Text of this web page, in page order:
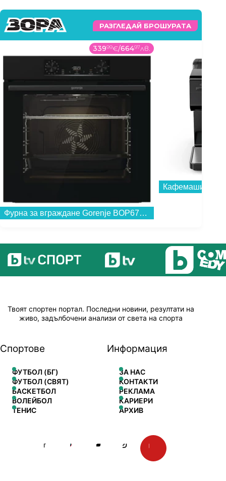
РАЗГЛЕДАЙ БРОШУРАТА
33999€/66497лв.
Фурна за вграждане Gorenje BOP6737E02BK , 77 , А , Механично , Пиролиза...
Кафемашина
Твоят спортен портал. Последни новини, резултати на
живо, задълбочени анализи от света на спорта
Спортове
ФУТБОЛ (БГ)
ФУТБОЛ (СВЯТ)
БАСКЕТБОЛ
ВОЛЕЙБОЛ
ТЕНИС
Информация
ЗА НАС
КОНТАКТИ
РЕКЛАМА
КАРИЕРИ
АРХИВ